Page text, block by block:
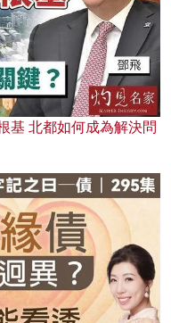
基 北都如何成為解決問